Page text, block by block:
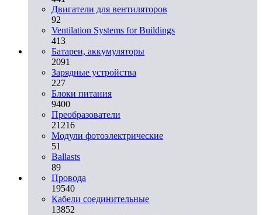
Двигатели для вентиляторов
92
Ventilation Systems for Buildings
413
Батареи, аккумуляторы
2091
Зарядные устройства
227
Блоки питания
9400
Преобразователи
21216
Модули фотоэлектрические
51
Ballasts
89
Провода
19540
Кабели соединительные
13852